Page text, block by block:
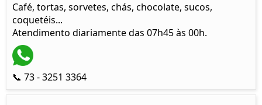
Café, tortas, sorvetes, chás, chocolate, sucos,
coquetéis...
Atendimento diariamente das 07h45 às 00h.
📞 73 - 3251 3364